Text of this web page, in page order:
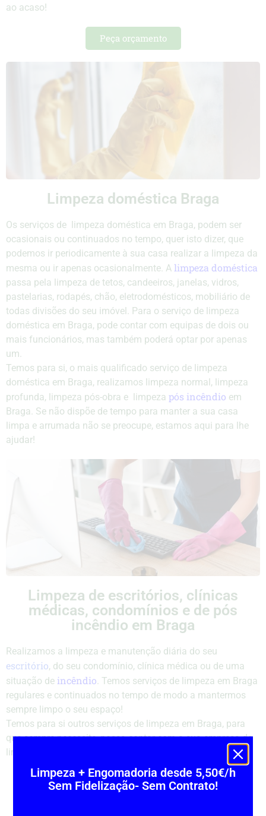
ao acaso!
Peça orçamento
Limpeza doméstica Braga
Os serviços de limpeza doméstica em Braga, podem ser
ocasionais ou continuados no tempo, quer isto dizer, que
podemos ir periodicamente à sua casa realizar a limpeza da
mesma ou ir apenas ocasionalmente. A limpeza doméstica
passa pela limpeza de tetos, candeeiros, janelas, vidros,
pastelarias, rodapés, chão, eletrodomésticos, mobiliário de
todas divisões do seu imóvel. Para o serviço de limpeza
doméstica em Braga, pode contar com equipas de dois ou
mais funcionários, mas também poderá optar por apenas
um.
Temos para si, o mais qualificado serviço de limpeza
doméstica em Braga, realizamos limpeza normal, limpeza
profunda, limpeza pós-obra e limpeza pós incêndio em
Braga. Se não dispõe de tempo para manter a sua casa
limpa e arrumada não se preocupe, estamos aqui para lhe
ajudar!
Limpeza de escritórios, clínicas
médicas, condomínios e de pós
incêndio em Braga
Realizamos a limpeza e manutenção diária do seu
escritório, do seu condomínio, clínica médica ou de uma
situação de incêndio. Temos serviços de limpeza em Braga
regulares e continuados no tempo de modo a mantermos
sempre limpo o seu espaço!
Temos para si outros serviços de limpeza em Braga, para
que sempre necessite, possa contar com a sua empresa de
limpeza de Braga!
Limpeza + Engomadoria desde 5,50€/h
Sem Fidelização- Sem Contrato!